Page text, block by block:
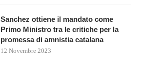
Sanchez ottiene il mandato come
Primo Ministro tra le critiche per la
promessa di amnistia catalana
12 Novembre 2023